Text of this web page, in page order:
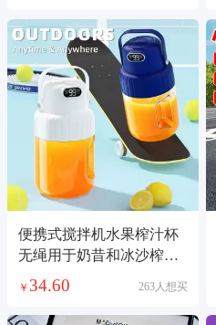
便携式搅拌机水果榨汁杯
无绳用于奶昔和冰沙榨汁
机搅拌机源头工厂小型榨
￥ 34.60 263人想买